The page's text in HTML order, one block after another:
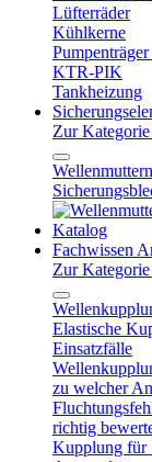
Lüfterräder
Kühlkerne
KTR-PIK
Tankheizung
Zur
Wellenmuttern
Katalog
Fachwissen
Zur
Elastische
Einsatzfälle
zu welcher
richtig
Kupplung für